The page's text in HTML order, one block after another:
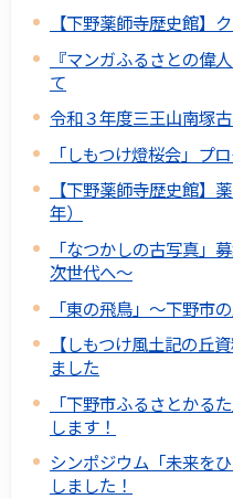
【下野薬師寺歴史館】
『マンガふるさとの
て
令和３年度三王山南塚
「しもつけ燈桜会」プ
【下野薬師寺歴史館】
年）
「なつかしの古写真
次世代へ～
「東の飛鳥」～下野市
【しもつけ風土記の丘
ました
「下野市ふるさとかる
します！
シンポジウム「未来を
しました！